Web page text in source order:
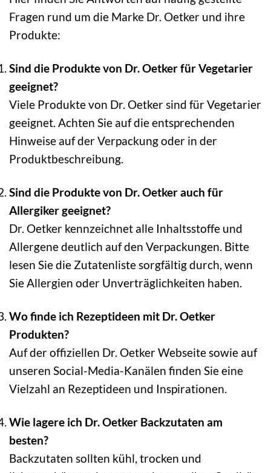
Fragen rund um die Marke Dr. Oetker und ihre
Produkte:
Sind die Produkte von Dr. Oetker für Vegetarier
geeignet?
Viele Produkte von Dr. Oetker sind für Vegetarier
geeignet. Achten Sie auf die entsprechenden
Hinweise auf der Verpackung oder in der
Produktbeschreibung.
Sind die Produkte von Dr. Oetker auch für
Allergiker geeignet?
Dr. Oetker kennzeichnet alle Inhaltsstoffe und
Allergene deutlich auf den Verpackungen. Bitte
lesen Sie die Zutatenliste sorgfältig durch, wenn
Sie Allergien oder Unverträglichkeiten haben.
Wo finde ich Rezeptideen mit Dr. Oetker
Produkten?
Auf der offiziellen Dr. Oetker Webseite sowie auf
unseren Social-Media-Kanälen finden Sie eine
Vielzahl an Rezeptideen und Inspirationen.
Wie lagere ich Dr. Oetker Backzutaten am
besten?
Backzutaten sollten kühl, trocken und